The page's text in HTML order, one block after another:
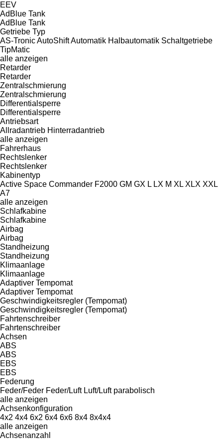
EEV
AdBlue Tank
AdBlue Tank
Getriebe Typ
AS-TronicAutoShiftAutomatik Halbautomatik Schaltgetriebe
TipMatic
alle anzeigen
Retarder
Retarder
Zentralschmierung
Zentralschmierung
Differentialsperre
Differentialsperre
Antriebsart
Allradantrieb Hinterradantrieb
alle anzeigen
Fahrerhaus
Rechtslenker
Rechtslenker
Kabinentyp
Active Space Commander F2000 GM GX L LX M XL XLX XXL
А7
alle anzeigen
Schlafkabine
Schlafkabine
Airbag
Airbag
Standheizung
Standheizung
Klimaanlage
Klimaanlage
Adaptiver Tempomat
Adaptiver Tempomat
Geschwindigkeitsregler (Tempomat)
Geschwindigkeitsregler (Tempomat)
Fahrtenschreiber
Fahrtenschreiber
Achsen
ABS
ABS
EBS
EBS
Federung
Feder/Feder Feder/Luft Luft/Luft parabolisch
alle anzeigen
Achsenkonfiguration
4x2 4x4 6x2 6x4 6x6 8x4 8x4x4
alle anzeigen
Achsenanzahl